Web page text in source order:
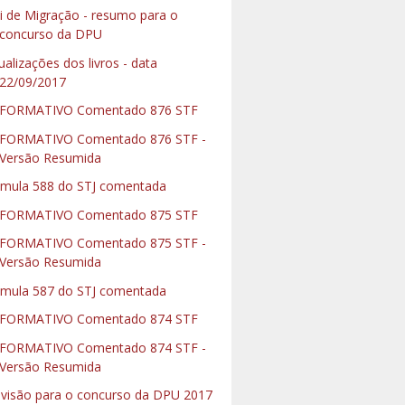
de Migração - resumo para o
concurso da DPU
dos livros - data
22/09/2017
Comentado 876 STF
Comentado 876 STF -
Versão Resumida
588 do STJ comentada
Comentado 875 STF
Comentado 875 STF -
Versão Resumida
587 do STJ comentada
Comentado 874 STF
Comentado 874 STF -
Versão Resumida
para o concurso da DPU 2017